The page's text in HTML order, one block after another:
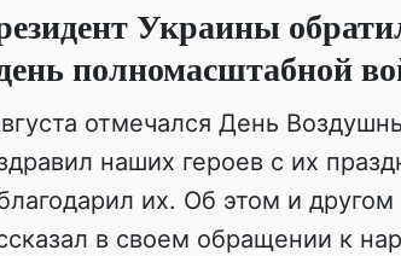
Украины
полномасштабной
отмечался День
наших героев с их
их. Об этом и
в своем обращении к